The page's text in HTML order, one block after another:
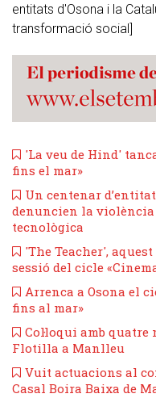
entitats d'Osona i la
transformació social]
'La veu de Hind'
fins el mar»
​Un centenar
denuncien la
tecnològica
'The Teacher',
sessió del cicle
Arrenca a Osona el
fins al mar»
Col·loqui amb quatre
Flotilla a Manlleu
Vuit actuacions al
Casal Boira Baixa de